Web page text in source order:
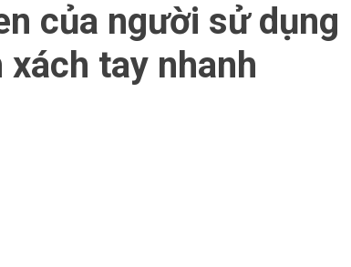
của người sử dụng
tay nhanh